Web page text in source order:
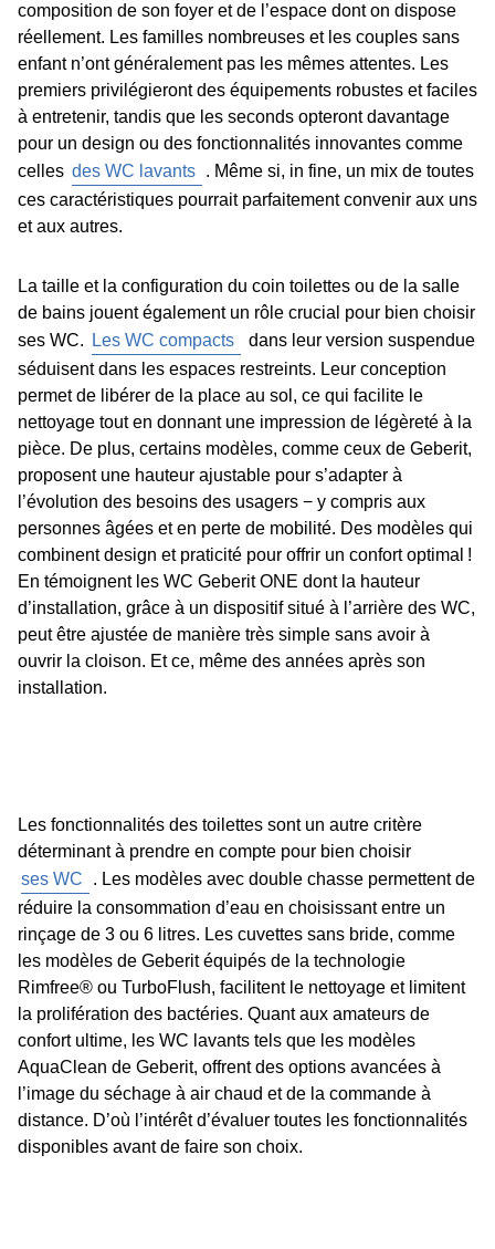
composition de son foyer et de l’espace dont on dispose
réellement. Les familles nombreuses et les couples sans
enfant n’ont généralement pas les mêmes attentes. Les
premiers privilégieront des équipements robustes et faciles
à entretenir, tandis que les seconds opteront davantage
pour un design ou des fonctionnalités innovantes comme
celles des WC lavants . Même si, in fine, un mix de toutes
ces caractéristiques pourrait parfaitement convenir aux uns
et aux autres.
La taille et la configuration du coin toilettes ou de la salle
de bains jouent également un rôle crucial pour bien choisir
ses WC.
Les WC compacts
dans leur version suspendue
séduisent dans les espaces restreints. Leur conception
permet de libérer de la place au sol, ce qui facilite le
nettoyage tout en donnant une impression de légèreté à la
pièce. De plus, certains modèles, comme ceux de Geberit,
proposent une hauteur ajustable pour s’adapter à
l’évolution des besoins des usagers − y compris aux
personnes âgées et en perte de mobilité. Des modèles qui
combinent design et praticité pour offrir un confort optimal !
En témoignent les WC Geberit ONE dont la hauteur
d’installation, grâce à un dispositif situé à l’arrière des WC,
peut être ajustée de manière très simple sans avoir à
ouvrir la cloison. Et ce, même des années après son
installation.
Les fonctionnalités des toilettes sont un autre critère
déterminant à prendre en compte pour bien choisir
ses WC
. Les modèles avec double chasse permettent de
réduire la consommation d’eau en choisissant entre un
rinçage de 3 ou 6 litres. Les cuvettes sans bride, comme
les modèles de Geberit équipés de la technologie
Rimfree® ou TurboFlush, facilitent le nettoyage et limitent
la prolifération des bactéries. Quant aux amateurs de
confort ultime, les WC lavants tels que les modèles
AquaClean de Geberit, offrent des options avancées à
l’image du séchage à air chaud et de la commande à
distance. D’où l’intérêt d’évaluer toutes les fonctionnalités
disponibles avant de faire son choix.